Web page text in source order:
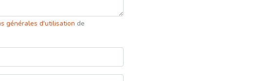
générales d'utilisation de